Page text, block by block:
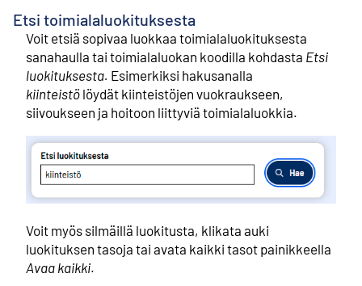
Etsi toimialaluokituksesta
Voit etsiä sopivaa luokkaa toimialaluokituksesta
sanahaulla tai toimialaluokan koodilla kohdasta Etsi
luokituksesta. Esimerkiksi hakusanalla
kiinteistö löydät kiinteistöjen vuokraukseen,
siivoukseen ja hoitoon liittyviä toimialaluokkia.
Voit myös silmäillä luokitusta, klikata auki
luokituksen tasoja tai avata kaikki tasot painikkeella
Avaa kaikki.